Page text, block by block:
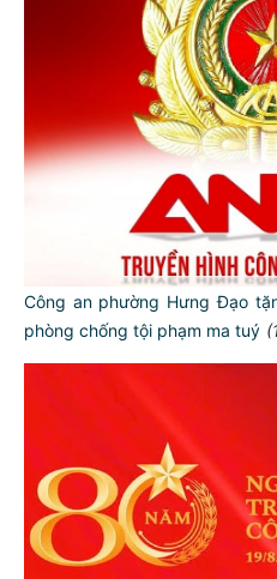
Công an phường Hưng Đạo
phòng chống tội phạm ma tuý